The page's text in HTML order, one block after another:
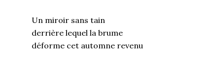
Un miroir sans tain
derrière lequel la brume
déforme cet automne revenu